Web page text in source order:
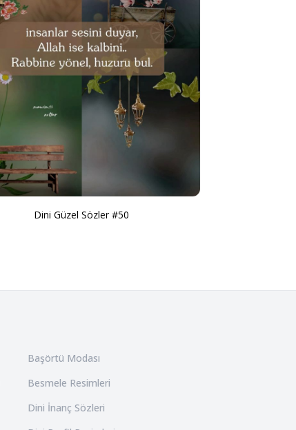
Dini Güzel Sözler #50
Başörtü Modası
Besmele Resimleri
Dini İnanç Sözleri